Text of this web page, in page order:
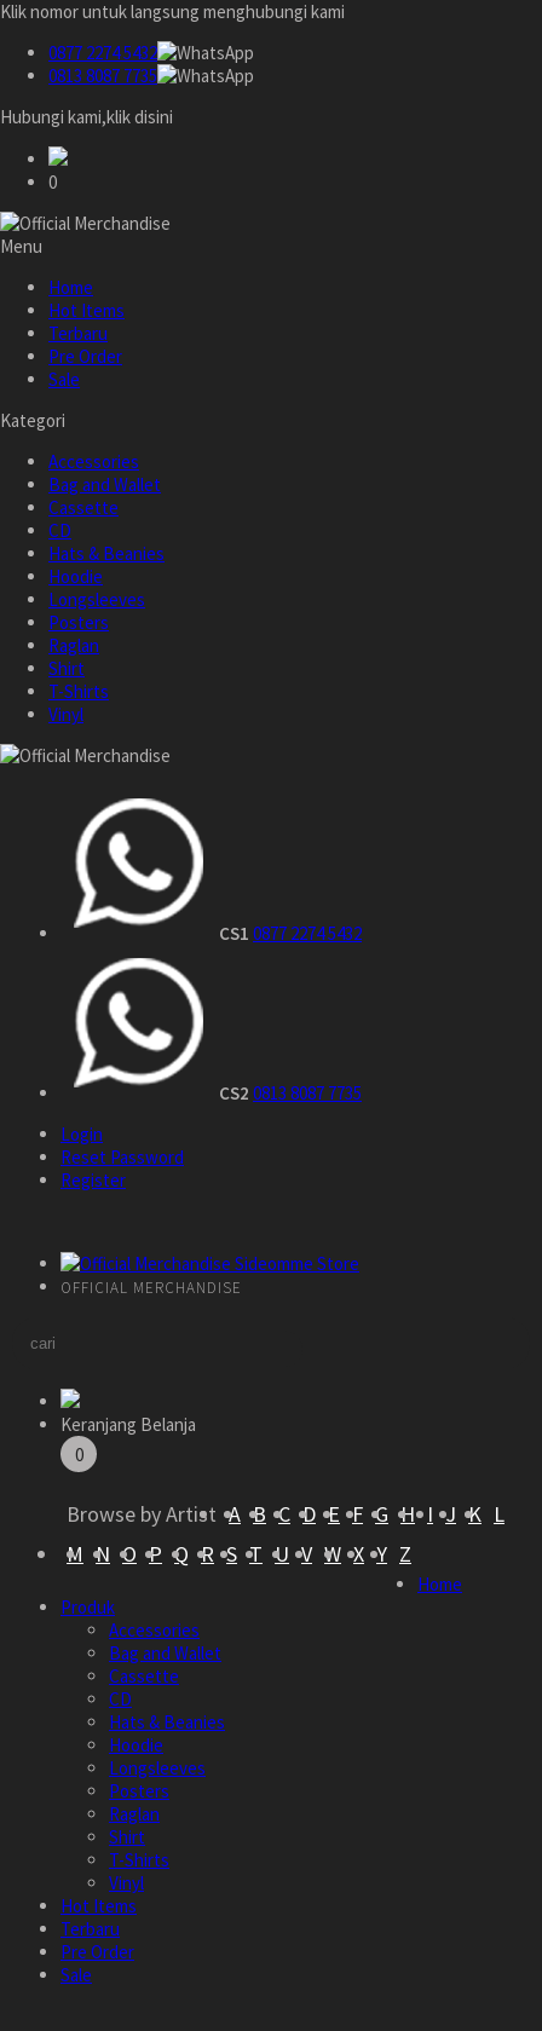
Klik nomor untuk langsung menghubungi kami
0877 2274 5432
0813 8087 7735
Hubungi kami,klik disini
0
Menu
Home
Hot Items
Terbaru
Pre Order
Sale
Kategori
Accessories
Bag and Wallet
Cassette
CD
Hats & Beanies
Hoodie
Longsleeves
Posters
Raglan
Shirt
T-Shirts
Vinyl
CS1 0877 2274 5432
CS2 0813 8087 7735
Login
Reset Password
Register
OFFICIAL MERCHANDISE
Keranjang Belanja
0
Browse by Artist A B C D E F G H I J K L
M N O P Q R S T U V W X Y Z
Home
Produk
Accessories
Bag and Wallet
Cassette
CD
Hats & Beanies
Hoodie
Longsleeves
Posters
Raglan
Shirt
T-Shirts
Vinyl
Hot Items
Terbaru
Pre Order
Sale